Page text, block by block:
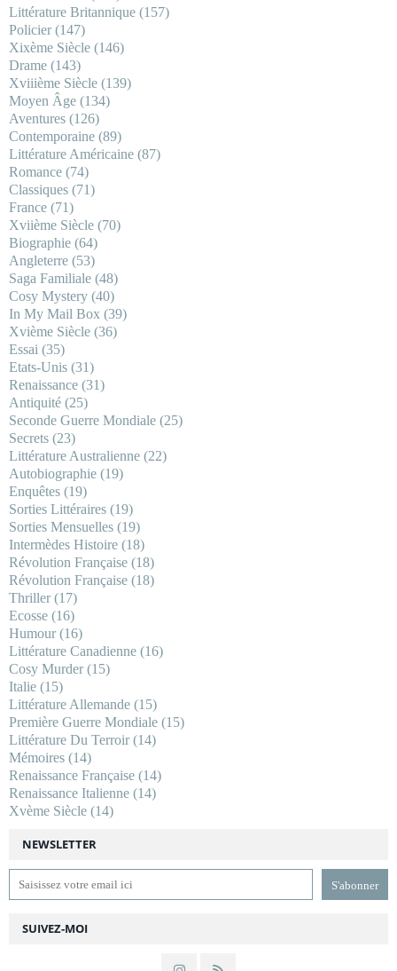
NEWSLETTER
SUIVEZ-MOI
Littérature Britannique (157)
Policier(147)
Xixème Siècle (146)
Drame (143)
Xviiième Siècle (139)
Moyen Âge (134)
Aventures (126)
Contemporaine (89)
Littérature Américaine (87)
Romance (74)
Classiques (71)
France (71)
Xviième Siècle (70)
Biographie (64)
Angleterre (53)
Saga Familiale (48)
Cosy Mystery (40)
In My Mail Box (39)
Xvième Siècle (36)
Essai (35)
Etats-Unis (31)
Renaissance (31)
Antiquité (25)
Seconde Guerre Mondiale (25)
Secrets (23)
Littérature Australienne (22)
Autobiographie (19)
Enquêtes (19)
Sorties Littéraires (19)
Sorties Mensuelles (19)
Intermèdes Histoire (18)
Révolution Française (18)
Révolution Française (18)
Thriller(17)
Ecosse (16)
Humour(16)
Littérature Canadienne (16)
Cosy Murder(15)
Italie (15)
Littérature Allemande (15)
Première Guerre Mondiale (15)
Littérature Du Terroir(14)
Mémoires (14)
Renaissance Française (14)
Renaissance Italienne (14)
Xvème Siècle (14)